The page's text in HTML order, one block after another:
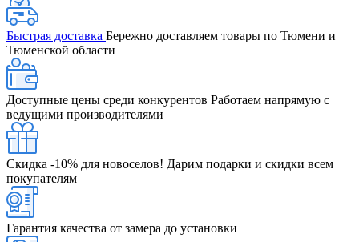
Быстрая доставка Бережно доставляем товары по Тюмени и
Тюменской области
Доступные цены среди конкурентов Работаем напрямую с
ведущими производителями
Скидка -10% для новоселов! Дарим подарки и скидки всем
покупателям
Гарантия качества от замера до установки